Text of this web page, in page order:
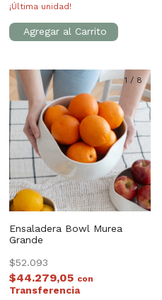
¡Última unidad!
1 / 8
Ensaladera Bowl Murea
Grande
$52.093
$44.279,05 con